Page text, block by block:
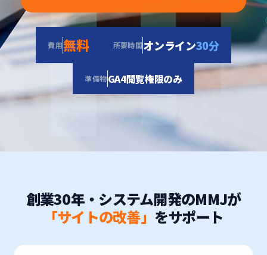
費用無料 所要時間オンライン30分
準備物GA4閲覧権限のみ
創業30年・システム開発のMMJが
「サイトの改善」 をサポート